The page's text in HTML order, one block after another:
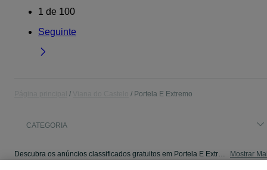
1 de 100
Seguinte
Portela E Extremo
CATEGORIA
Descubra os anúncios classificados gratuitos em Portela E Extremo no OLX Portugal. Desde empregos a serviços e produtos, encontre tudo o que precisa localmente. Mostrar